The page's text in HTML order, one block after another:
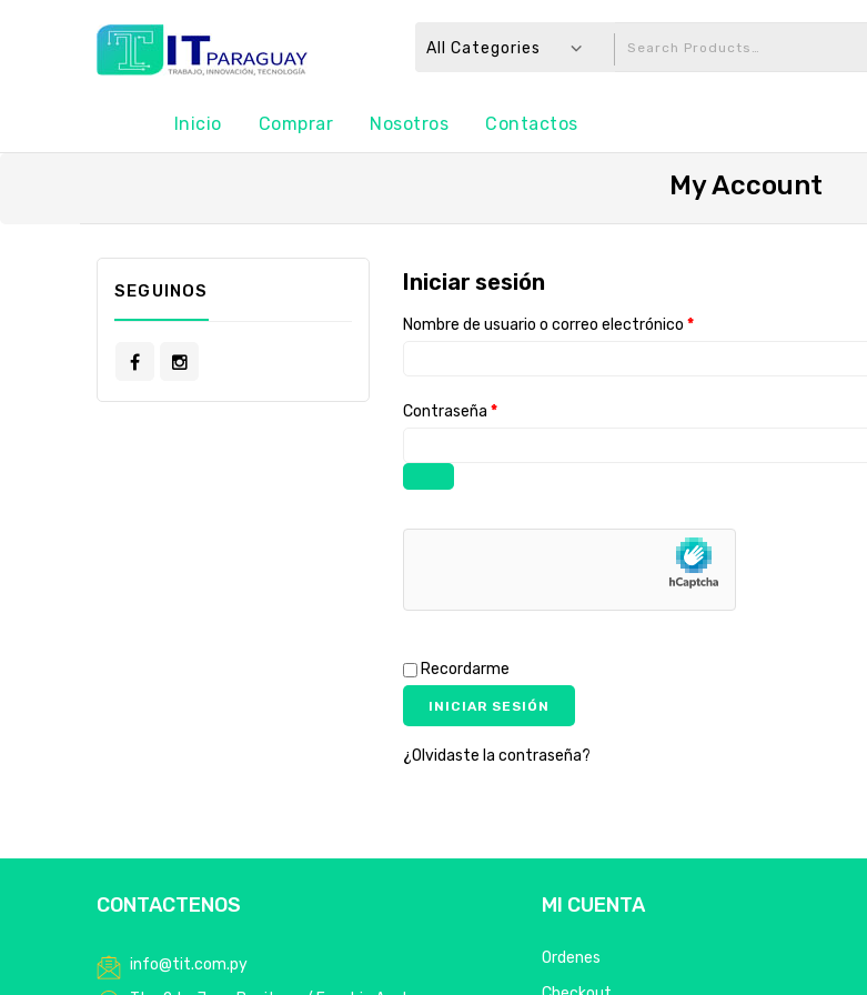
All Categories
Inicio Comprar Nosotros Contactos
My Account
Iniciar sesión
Nombre de usuario o correo electrónico *
Contraseña *
Recordarme
INICIAR SESIÓN
¿Olvidaste la contraseña?
SEGUINOS
CONTACTENOS
info@tit.com.py
MI CUENTA
Ordenes